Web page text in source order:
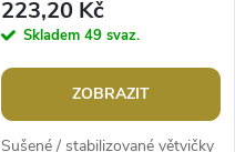
223,20 Kč
Skladem 49 svaz.
ZOBRAZIT
Sušené / stabilizované větvičky